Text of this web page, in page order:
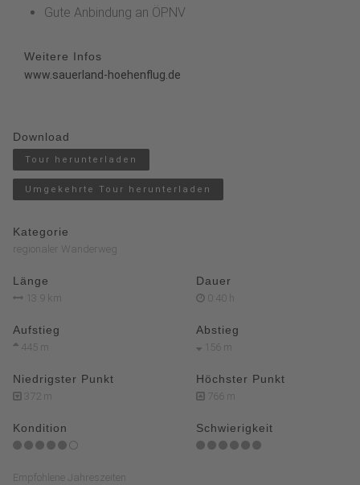
Gute Anbindung an ÖPNV
Weitere Infos
www.sauerland-hoehenflug.de
Download
Tour herunterladen
Umgekehrte Tour herunterladen
Kategorie
regionaler Wanderweg
Länge
13.9 km
Dauer
0:40 h
Aufstieg
445 m
Abstieg
156 m
Niedrigster Punkt
372 m
Höchster Punkt
766 m
Kondition Schwierigkeit
Empfohlene Jahreszeiten